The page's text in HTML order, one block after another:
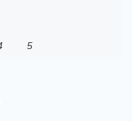
5